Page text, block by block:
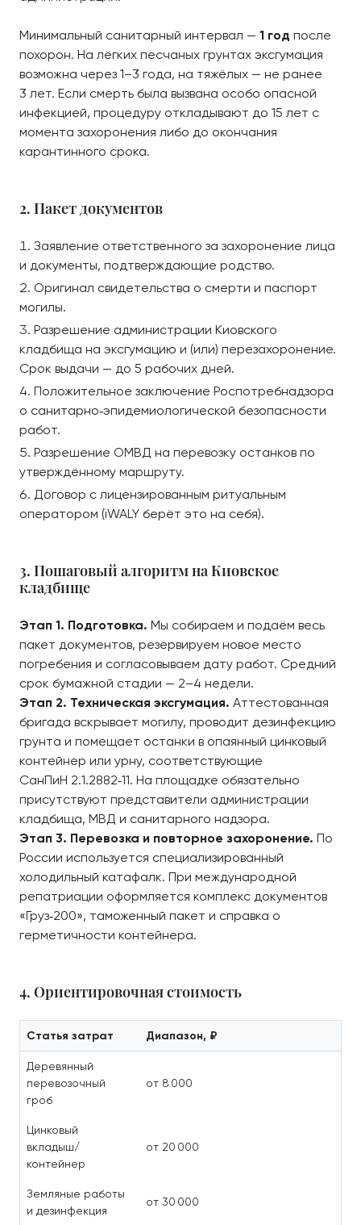
Минимальный санитарный интервал — 1 год после
похорон. На лёгких песчаных грунтах эксгумация
возможна через 1–3 года, на тяжёлых — не ранее
3 лет. Если смерть была вызвана особо опасной
инфекцией, процедуру откладывают до 15 лет с
момента захоронения либо до окончания
карантинного срока.
2. Пакет документов
Заявление ответственного за захоронение лица
и документы, подтверждающие родство.
Оригинал свидетельства о смерти и паспорт
могилы.
Разрешение администрации Киовского
кладбища на эксгумацию и (или) перезахоронение.
Срок выдачи — до 5 рабочих дней.
Положительное заключение Роспотребнадзора
о санитарно‑эпидемиологической безопасности
работ.
Разрешение ОМВД на перевозку останков по
утверждённому маршруту.
Договор с лицензированным ритуальным
оператором (iWALY берёт это на себя).
3. Пошаговый алгоритм на Киовское
кладбище
Этап 1. Подготовка. Мы собираем и подаём весь
пакет документов, резервируем новое место
погребения и согласовываем дату работ. Средний
срок бумажной стадии — 2–4 недели.
Этап 2. Техническая эксгумация. Аттестованная
бригада вскрывает могилу, проводит дезинфекцию
грунта и помещает останки в опаянный цинковый
контейнер или урну, соответствующие
СанПиН 2.1.2882‑11. На площадке обязательно
присутствуют представители администрации
кладбища, МВД и санитарного надзора.
Этап 3. Перевозка и повторное захоронение. По
России используется специализированный
холодильный катафалк. При международной
репатриации оформляется комплекс документов
«Груз‑200», таможенный пакет и справка о
герметичности контейнера.
4. Ориентировочная стоимость
Статья затрат Диапазон, ₽
Деревянный
перевозочный
гроб
от 8 000
Цинковый
вкладыш/
контейнер
от 20 000
Земляные работы
и дезинфекция
от 30 000